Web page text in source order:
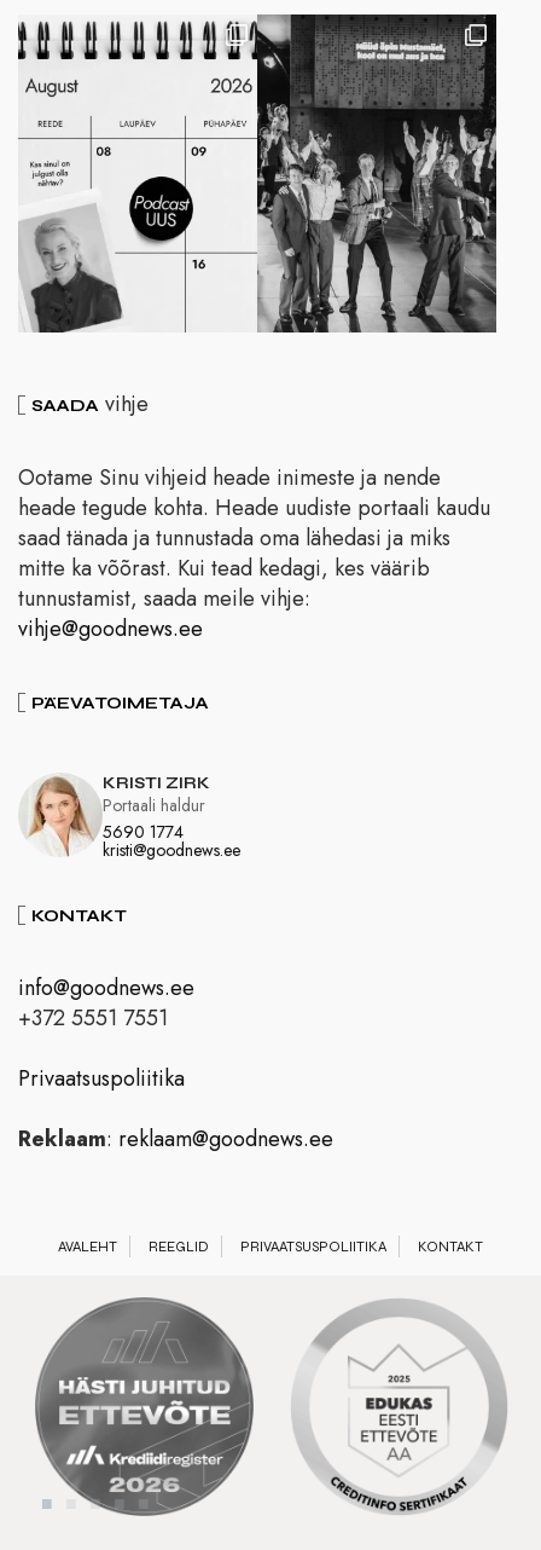
SAADA vihje
Ootame Sinu vihjeid heade inimeste ja nende
heade tegude kohta. Heade uudiste portaali kaudu
saad tänada ja tunnustada oma lähedasi ja miks
mitte ka võõrast. Kui tead kedagi, kes väärib
tunnustamist, saada meile vihje:
vihje@goodnews.ee
PÄEVATOIMETAJA
KRISTI ZIRK
5690 1774
kristi@goodnews.ee
Portaali haldur
KONTAKT
info@goodnews.ee
+372 5551 7551
Privaatsuspoliitika
Reklaam: reklaam@goodnews.ee
AVALEHT REEGLID PRIVAATSUSPOLIITIKA KONTAKT